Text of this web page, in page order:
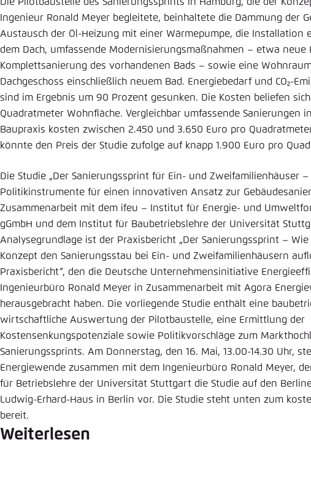
Ingenieur Ronald Meyer begleitete, beinhaltete die Dämmung der
Austausch der Öl-Heizung mit einer Wärmepumpe, die Installation
dem Dach, umfassende Modernisierungsmaßnahmen – etwa neue
Komplettsanierung des vorhandenen Bads – sowie eine
Dachgeschoss einschließlich neuem Bad. Energiebedarf und CO₂-
sind im Ergebnis um 90 Prozent gesunken. Die Kosten beliefen
Quadratmeter Wohnfläche. Vergleichbar umfassende Sanierungen
Baupraxis kosten zwischen 2.450 und 3.650 Euro pro
könnte den Preis der Studie zufolge auf knapp 1.900 Euro pro
Die Studie „Der Sanierungssprint für Ein- und Zweifamilienhäuser
Politikinstrumente für einen innovativen Ansatz zur
Zusammenarbeit mit dem ifeu – Institut für Energie- und
gGmbH und dem Institut für Baubetriebslehre der Universität
Analysegrundlage ist der Praxisbericht „Der Sanierungssprint –
Konzept den Sanierungsstau bei Ein- und Zweifamilienhäusern
Praxisbericht“, den die Deutsche Unternehmensinitiative
Ingenieurbüro Ronald Meyer in Zusammenarbeit mit Agora
herausgebracht haben. Die vorliegende Studie enthält eine
wirtschaftliche Auswertung der Pilotbaustelle, eine Ermittlung der
Kostensenkungspotenziale sowie Politikvorschläge zum
Sanierungssprints. Am Donnerstag, den 16. Mai, 13.00-14.30 Uhr,
Energiewende zusammen mit dem Ingenieurbüro Ronald Meyer,
für Betriebslehre der Universität Stuttgart die Studie auf den
Ludwig-Erhard-Haus in Berlin vor. Die Studie steht unten zum
bereit.
Weiterlesen